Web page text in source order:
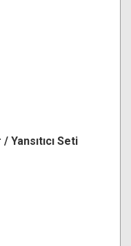
Yansıtıcı Seti